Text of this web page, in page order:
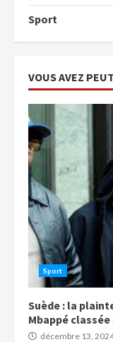
Sport
VOUS AVEZ
Sport
Suède : la
Mbappé
décembre 13,